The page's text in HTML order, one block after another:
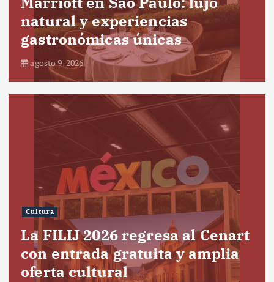
natural y experiencias
gastronómicas únicas
agosto 9, 2026
Cultura
La FILIJ 2026 regresa al Cenart
con entrada gratuita y amplia
oferta cultural